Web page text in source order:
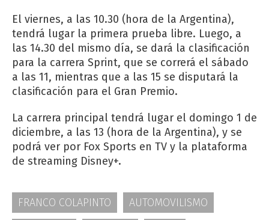
El viernes, a las 10.30 (hora de la Argentina),
tendrá lugar la primera prueba libre. Luego, a
las 14.30 del mismo día, se dará la clasificación
para la carrera Sprint, que se correrá el sábado
a las 11, mientras que a las 15 se disputará la
clasificación para el Gran Premio.
La carrera principal tendrá lugar el domingo 1 de
diciembre, a las 13 (hora de la Argentina), y se
podrá ver por Fox Sports en TV y la plataforma
de streaming Disney+.
FRANCO COLAPINTO
AUTOMOVILISMO